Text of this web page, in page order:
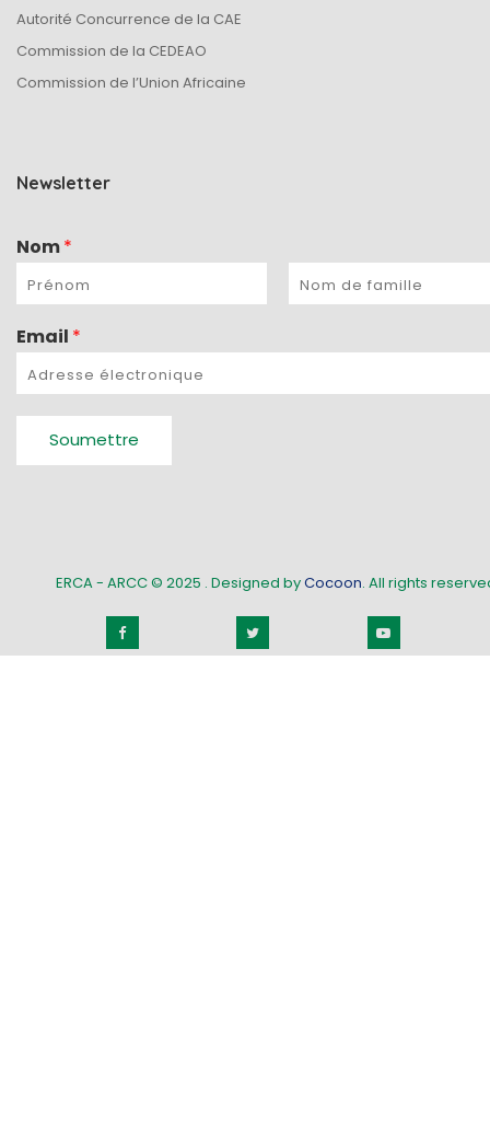
Autorité Concurrence de la CAE
Commission de la CEDEAO
Commission de l’Union Africaine
Newsletter
Nom*
Email *
Soumettre
ERCA - ARCC © 2025 . Designed byCocoon. All rights